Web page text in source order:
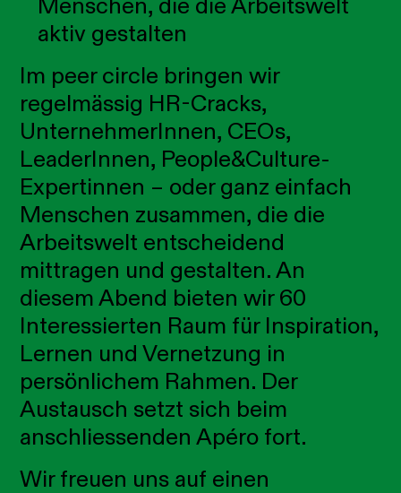
Menschen, die die Arbeitswelt
aktiv gestalten
Im peer circle bringen wir
regelmässig HR-Cracks,
UnternehmerInnen, CEOs,
LeaderInnen, People&Culture-
Expertinnen – oder ganz einfach
Menschen zusammen, die die
Arbeitswelt entscheidend
mittragen und gestalten. An
diesem Abend bieten wir 60
Interessierten Raum für Inspiration,
Lernen und Vernetzung in
persönlichem Rahmen. Der
Austausch setzt sich beim
anschliessenden Apéro fort.
Wir freuen uns auf einen